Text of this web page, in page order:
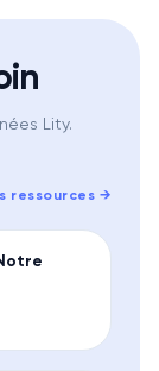
Lity.
ressources →